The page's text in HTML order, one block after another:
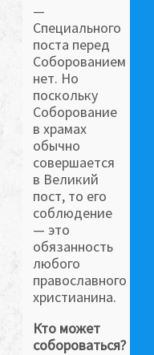
—
Специального
поста перед
Соборованием
нет. Но
поскольку
Соборование
в храмах
обычно
совершается
в Великий
пост, то его
соблюдение
— это
обязанность
любого
православного
христианина.
Кто может
собороваться?